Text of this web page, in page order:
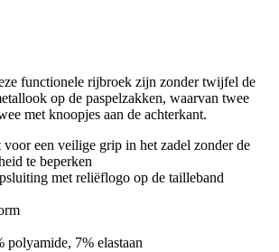
functionele rijbroek zijn zonder twijfel de
op de paspelzakken, waarvan twee
met knoopjes aan de achterkant.
een veilige grip in het zadel zonder de
te beperken
met reliëflogo op de tailleband
polyamide, 7% elastaan